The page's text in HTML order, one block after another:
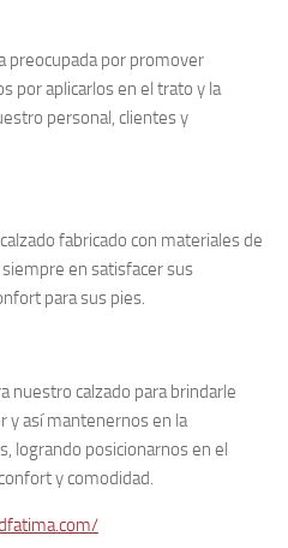
preocupada por promover
por aplicarlos en el trato y la
personal, clientes y
fabricado con materiales de
siempre en satisfacer sus
para sus pies.
nuestro calzado para brindarle
y así mantenernos en la
logrando posicionarnos en el
y comodidad.